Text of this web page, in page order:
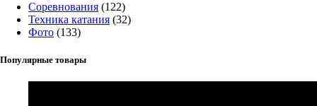
Соревнования (122)
Техника катания (32)
Фото (133)
Популярные товары